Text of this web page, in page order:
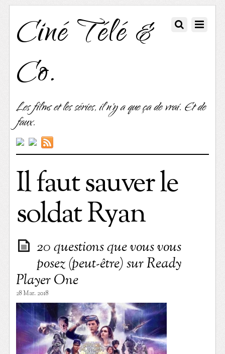
Ciné Télé &
Co.
Les films et les séries, il n'y a que ça de vrai. Et de
faux.
Il faut sauver le
soldat Ryan
20 questions que vous vous
posez (peut-être) sur Ready
Player One
28 Mar. 2018